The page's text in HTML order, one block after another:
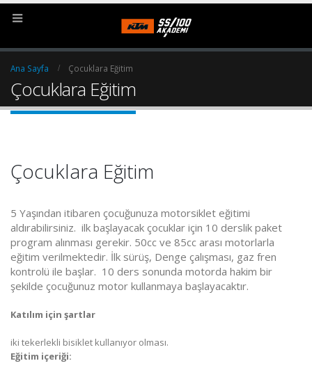
Ana Sayfa Çocuklara Eğitim
Çocuklara Eğitim
Çocuklara Eğitim
5 Yaşından itibaren çocuğunuza motorsiklet eğitimi
aldırabilirsiniz. ilk başlayacak çocuklar için 10 derslik paket
program alınması gerekir. 50cc ve 85cc arası motorlarla
eğitim verilmektedir. İlk sürüş, Denge çalışması, gaz fren
kontrolü ile başlar. 10 ders sonunda motorda hakim bir
şekilde çocuğunuz motor kullanmaya başlayacaktır.
Katılım için şartlar
iki tekerlekli bisiklet kullanıyor olması.
Eğitim içeriği: